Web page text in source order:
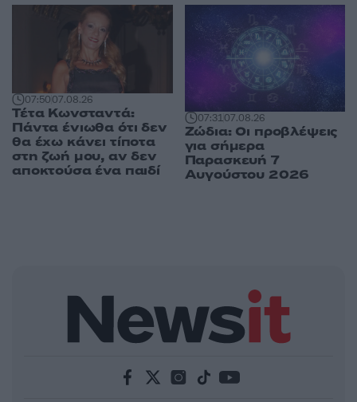
07:5007.08.26
Τέτα Κωνσταντά:
Πάντα ένιωθα ότι δεν
θα έχω κάνει τίποτα
στη ζωή μου, αν δεν
αποκτούσα ένα παιδί
07:3107.08.26
Ζώδια: Οι προβλέψεις
για σήμερα
Παρασκευή 7
Αυγούστου 2026